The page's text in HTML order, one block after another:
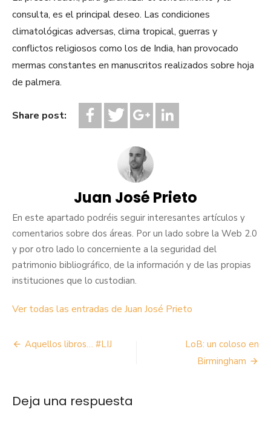
consulta, es el principal deseo. Las condiciones
climatológicas adversas, clima tropical, guerras y
conflictos religiosos como los de India, han provocado
mermas constantes en manuscritos realizados sobre hoja
de palmera.
Share post:
Juan José Prieto
En este apartado podréis seguir interesantes artículos y
comentarios sobre dos áreas. Por un lado sobre la Web 2.0
y por otro lado lo concerniente a la seguridad del
patrimonio bibliográfico, de la información y de las propias
instituciones que lo custodian.
Ver todas las entradas de Juan José Prieto
Navegación
Aquellos libros… #LIJ
LoB: un coloso en
Birmingham
Deja una respuesta